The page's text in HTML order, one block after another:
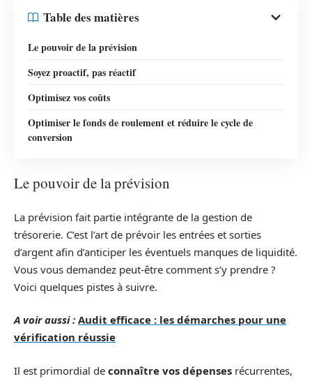
Table des matières
Le pouvoir de la prévision
Soyez proactif, pas réactif
Optimisez vos coûts
Optimiser le fonds de roulement et réduire le cycle de
conversion
Le pouvoir de la prévision
La prévision fait partie intégrante de la gestion de
trésorerie. C’est l’art de prévoir les entrées et sorties
d’argent afin d’anticiper les éventuels manques de liquidité.
Vous vous demandez peut-être comment s’y prendre ?
Voici quelques pistes à suivre.
A voir aussi : Audit efficace : les démarches pour une
vérification réussie
Il est primordial de connaître vos dépenses récurrentes,